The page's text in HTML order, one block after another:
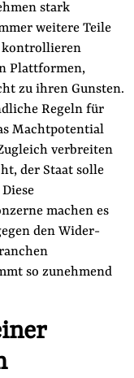
stark
weitere Teile
kontrollieren
Plattformen,
zu ihren Gunsten.
Regeln für
Machtpotential
verbreiten
der Staat solle
machen es
den Wider­
so zunehmend